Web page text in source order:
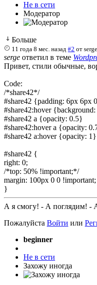
Не в сети
Модератор
Больше
11 года 8 мес. назад #2 отserge
serge ответил в теме
Привет, стили обычные,
Code:
/*share42*/
#share42 {padding: 6px 6px
#share42:hover
#share42 a {opacity: 0.5}
#share42:hover a {opacity:
#share42 a:hover {opacity: 1}
#share42 {
right: 0;
/*top: 50% !important;*/
margin: 100px 0 0 !important;
}
А я смогу! - А поглядим! -
Пожалуйста Войти или
beginner
Не в сети
Захожу иногда